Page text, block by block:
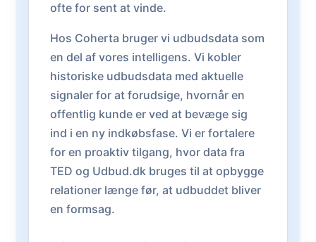
ofte for sent at vinde.
Hos Coherta bruger vi udbudsdata som
en del af vores intelligens. Vi kobler
historiske udbudsdata med aktuelle
signaler for at forudsige, hvornår en
offentlig kunde er ved at bevæge sig
ind i en ny indkøbsfase. Vi er fortalere
for en proaktiv tilgang, hvor data fra
TED og Udbud.dk bruges til at opbygge
relationer længe før, at udbuddet bliver
en formsag.